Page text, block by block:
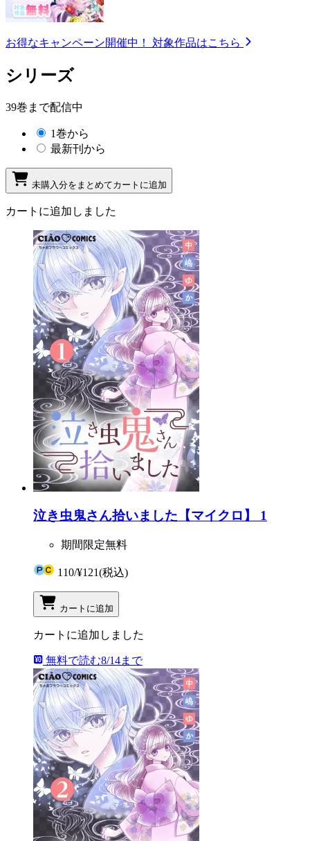
お得なキャンペーン開催中！ 対象作品はこちら
シリーズ
39巻まで配信中
1巻から
最新刊から
未購入分をまとめてカートに追加
カートに追加しました
泣き虫鬼さん拾いました【マイクロ】 1
期間限定無料
110/¥121(税込)
カートに追加
カートに追加しました
無料で読む8/14まで